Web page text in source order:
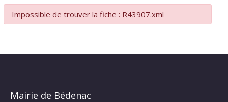
Impossible de trouver la fiche : R43907.xml
Mairie de Bédenac